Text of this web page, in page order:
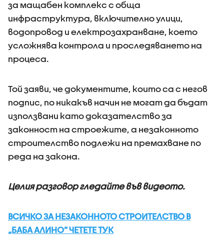
за мащабен комплекс с обща
инфраструктура, включително улици,
водопровод и електрозахранване, което
усложнява контрола и проследяването на
процеса.
Той заяви, че документите, които са с негов
подпис, по никакъв начин не могат да бъдат
използвани като доказателство за
законност на строежите, а незаконното
строителство подлежи на премахване по
реда на закона.
Целия разговор гледайте във видеото.
ВСИЧКО ЗА НЕЗАКОННОТО СТРОИТЕЛСТВО В
„БАБА АЛИНО” ЧЕТЕТЕ ТУК